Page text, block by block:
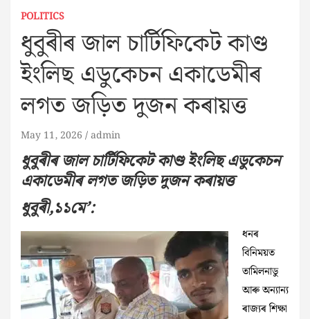
POLITICS
ধুবুৰীৰ জাল চাৰ্টিফিকেট কাণ্ড
ইংলিছ এডুকেচন একাডেমীৰ
লগত জড়িত দুজন কৰায়ত্ত
May 11, 2026 admin
ধুবুৰীৰ জাল চাৰ্টিফিকেট কাণ্ড ইংলিছ এডুকেচন
একাডেমীৰ লগত জড়িত দুজন কৰায়ত্ত
ধুবুৰী,১১মে’:
ধনৰ
বিনিময়ত
তামিলনাডু
আৰু অন্যান্য
ৰাজ্যৰ শিক্ষা